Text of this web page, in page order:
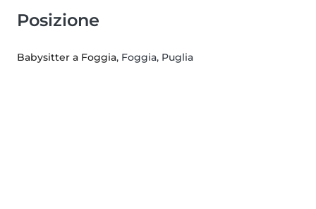
Posizione
Babysitter a Foggia, Foggia, Puglia